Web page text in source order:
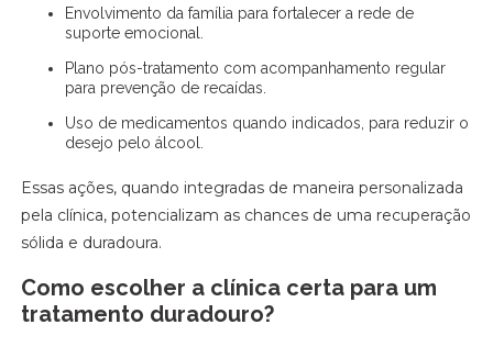
Envolvimento da família para fortalecer a rede de
suporte emocional.
Plano pós-tratamento com acompanhamento regular
para prevenção de recaídas.
Uso de medicamentos quando indicados, para reduzir o
desejo pelo álcool.
Essas ações, quando integradas de maneira personalizada
pela clínica, potencializam as chances de uma recuperação
sólida e duradoura.
Como escolher a clínica certa para um
tratamento duradouro?